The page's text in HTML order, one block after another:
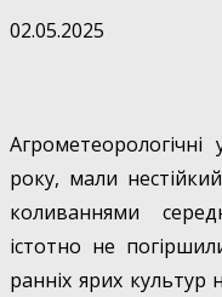
02.05.2025
року, мали
коливаннями
істотно не
ранніх ярих культур